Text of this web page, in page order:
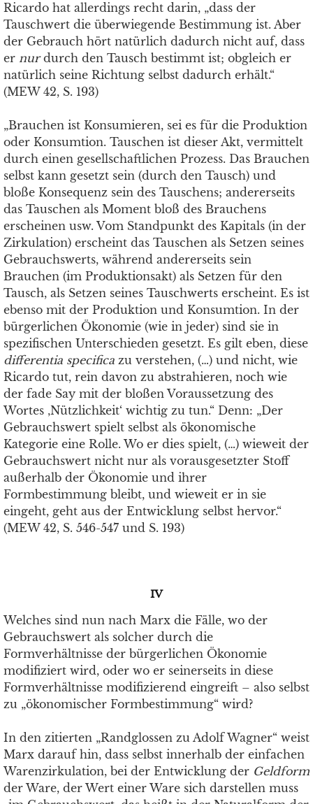
Ricardo hat allerdings recht darin, „dass der
Tauschwert die überwiegende Bestimmung ist. Aber
der Gebrauch hört natürlich dadurch nicht auf, dass
er nurdurch den Tausch bestimmt ist; obgleich er
natürlich seine Richtung selbst dadurch erhält.“
(MEW 42, S. 193)
„Brauchen ist Konsumieren, sei es für die Produktion
oder Konsumtion. Tauschen ist dieser Akt, vermittelt
durch einen gesellschaftlichen Prozess. Das Brauchen
selbst kann gesetzt sein (durch den Tausch) und
bloße Konsequenz sein des Tauschens; andererseits
das Tauschen als Moment bloß des Brauchens
erscheinen usw. Vom Standpunkt des Kapitals (in der
Zirkulation) erscheint das Tauschen als Setzen seines
Gebrauchswerts, während andererseits sein
Brauchen (im Produktionsakt) als Setzen für den
Tausch, als Setzen seines Tauschwerts erscheint. Es ist
ebenso mit der Produktion und Konsumtion. In der
bürgerlichen Ökonomie (wie in jeder) sind sie in
spezifischen Unterschieden gesetzt. Es gilt eben, diese
differentia speciﬁca zu verstehen, (…) und nicht, wie
Ricardo tut, rein davon zu abstrahieren, noch wie
der fade Say mit der bloßen Voraussetzung des
Wortes ‚Nützlichkeit‘ wichtig zu tun.“ Denn: „Der
Gebrauchswert spielt selbst als ökonomische
Kategorie eine Rolle. Wo er dies spielt, (…) wieweit der
Gebrauchswert nicht nur als vorausgesetzter Stoff
außerhalb der Ökonomie und ihrer
Formbestimmung bleibt, und wieweit er in sie
eingeht, geht aus der Entwicklung selbst hervor.“
(MEW 42, S. 546-547 und S. 193)
IV
Welches sind nun nach Marx die Fälle, wo der
Gebrauchswert als solcher durch die
Formverhältnisse der bürgerlichen Ökonomie
modifiziert wird, oder wo er seinerseits in diese
Formverhältnisse modifizierend eingreift – also selbst
zu „ökonomischer Formbestimmung“ wird?
In den zitierten „Randglossen zu Adolf Wagner“ weist
Marx darauf hin, dass selbst innerhalb der einfachen
Warenzirkulation, bei der Entwicklung der Geldform
der Ware, der Wert einer Ware sich darstellen muss